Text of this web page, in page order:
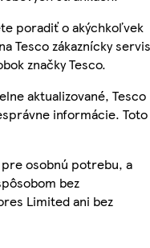
poradiť o akýchkoľvek
Tesco zákaznícky
značky Tesco.
aktualizované, Tesco
informácie. Toto
osobnú potrebu, a
bez
Limited ani bez